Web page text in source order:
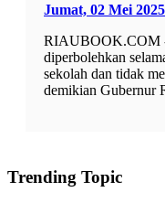
Jumat, 02 Mei
RIAUBOOK.COM -
diperbolehkan
sekolah dan tidak
demikian Gubernur
Trending Topic